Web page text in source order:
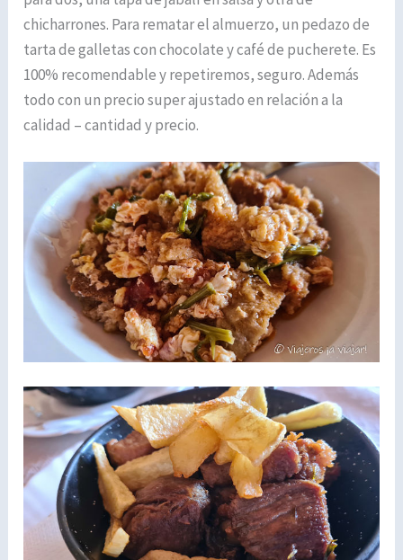
chicharrones. Para rematar el almuerzo, un pedazo de
tarta de galletas con chocolate y café de pucherete. Es
100% recomendable y repetiremos, seguro. Además
todo con un precio super ajustado en relación a la
calidad – cantidad y precio.